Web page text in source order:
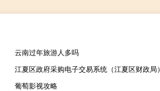
云南过年旅游人多吗
江夏区政府采购电子交易系统（江夏区财政局）
葡萄影视攻略